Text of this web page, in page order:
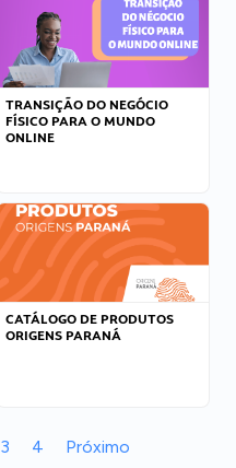
TRANSIÇÃO DO NEGÓCIO
FÍSICO PARA O MUNDO
ONLINE
CATÁLOGO DE PRODUTOS
ORIGENS PARANÁ
3 4 Próximo